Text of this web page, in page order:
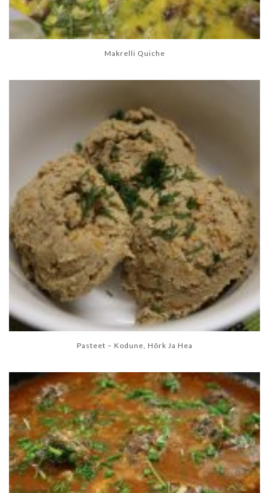
Makrelli Quiche
Pasteet – Kodune, Hõrk Ja Hea